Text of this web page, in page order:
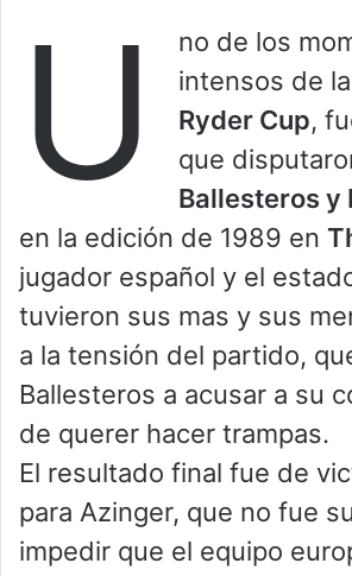
U
no de los
intensos de
Ryder Cup,
que
Ballesteros y
en la edición de 1989 en
jugador español y el
tuvieron sus mas y sus
a la tensión del partido,
Ballesteros a acusar a su
de querer hacer trampas.
El resultado final fue de
para Azinger, que no fue
impedir que el equipo